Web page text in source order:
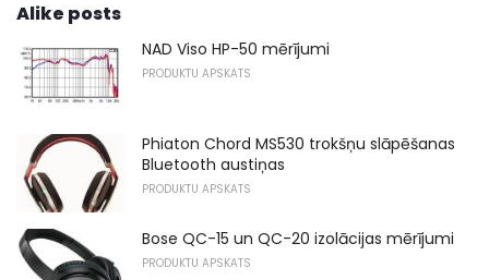
Alike posts
NAD Viso HP-50 mērījumi
PRODUKTU APSKATS
Phiaton Chord MS530 trokšņu slāpēšanas
Bluetooth austiņas
PRODUKTU APSKATS
Bose QC-15 un QC-20 izolācijas mērījumi
PRODUKTU APSKATS